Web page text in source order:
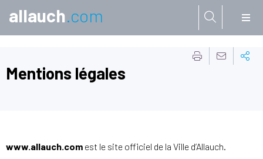
allauch.com
Mentions légales
www.allauch.com est le site officiel de la Ville d’Allauch.